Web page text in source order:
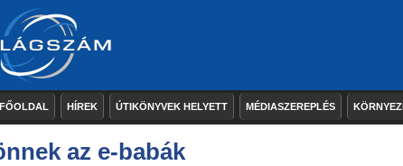
FŐOLDAL HÍREK ÚTIKÖNYVEK HELYETT MÉDIASZEREPLÉS
az e-babák